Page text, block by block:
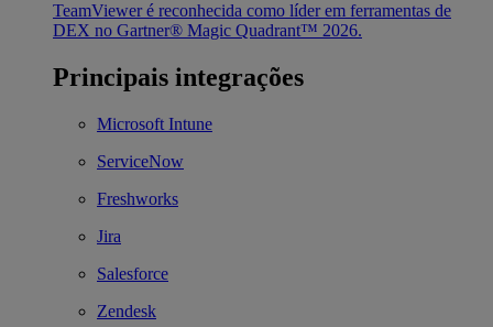
TeamViewer é reconhecida como líder em ferramentas de
DEX no Gartner® Magic Quadrant™ 2026.
Principais integrações
Microsoft Intune
ServiceNow
Freshworks
Jira
Salesforce
Zendesk